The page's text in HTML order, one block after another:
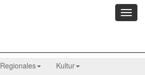
Menü
Regionales
Kultur